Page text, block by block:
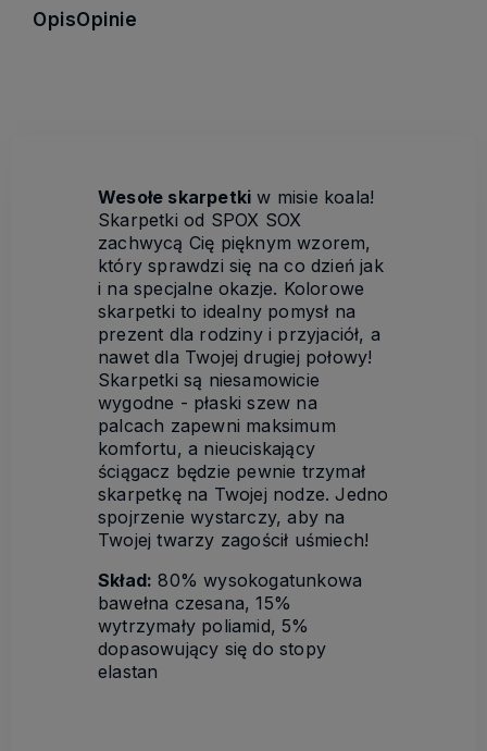
OpisOpinie
Wesołe skarpetki w misie koala!
Skarpetki od SPOX SOX
zachwycą Cię pięknym wzorem,
który sprawdzi się na co dzień jak
i na specjalne okazje. Kolorowe
skarpetki to idealny pomysł na
prezent dla rodziny i przyjaciół, a
nawet dla Twojej drugiej połowy!
Skarpetki są niesamowicie
wygodne - płaski szew na
palcach zapewni maksimum
komfortu, a nieuciskający
ściągacz będzie pewnie trzymał
skarpetkę na Twojej nodze. Jedno
spojrzenie wystarczy, aby na
Twojej twarzy zagościł uśmiech!
Skład: 80% wysokogatunkowa
bawełna czesana, 15%
wytrzymały poliamid, 5%
dopasowujący się do stopy
elastan